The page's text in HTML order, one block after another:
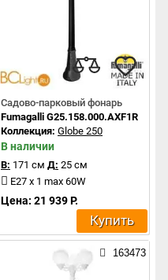
Садово-парковый фонарь
Fumagalli G25.158.000.AXF1R
Коллекция: Globe 250
В наличии
В: 171 см Д: 25 см
E27 x 1 max 60W
Цена: 21 939 Р.
Купить
163473